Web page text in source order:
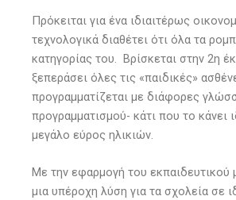
Πρόκειται για ένα ιδιαιτέρως
τεχνολογικά διαθέτει ότι όλα τα
κατηγορίας του. Βρίσκεται στην 2η
ξεπεράσει όλες τις «παιδικές»
προγραμματίζεται με διάφορες
προγραμματισμού- κάτι που το κάνει
μεγάλο εύρος ηλικιών.
Με την εφαρμογή του εκπαιδευτικού
μια υπέροχη λύση για τα σχολεία σε